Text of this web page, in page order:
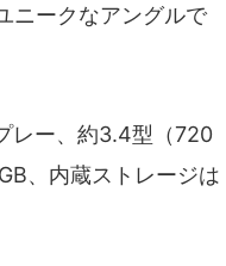
ニークなアングルで
レー、約3.4型（720
、内蔵ストレージは